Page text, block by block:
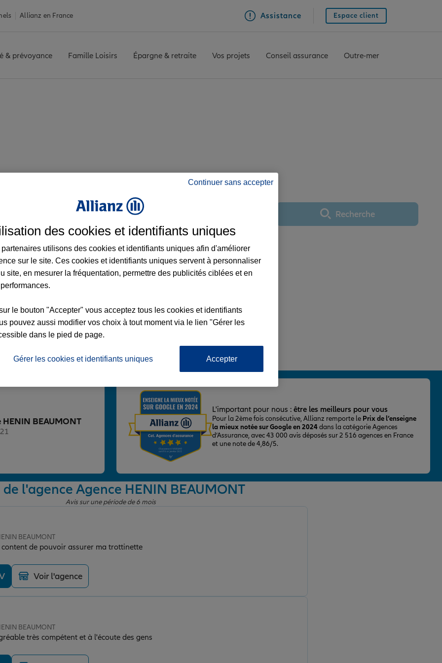
Allianz en France Assistance Espace client
& prévoyance Famille Loisirs Épargne & retraite Vos projets Conseil assurance Outre-mer
Utiliser ma positionRecherche
Voir l'agence
BEAUMONT
L'important pour nous : être les meilleurs pour vous
Pour la 2ème fois consécutive, Allianz remporte le Prix de l’enseigne
la mieux notée sur Google en 2024dans la catégorie Agences
d’Assurance, avec 43 000 avis déposés sur 2 516 agences en France
et une note de 4,86/5.
de l'agence Agence HENIN BEAUMONT
Avis sur une période de 6 mois
BEAUMONT
content de pouvoir assurer ma trottinette
Voir l'agence
BEAUMONT
très compétent et à l'écoute des gens
Continuer sans accepter
des cookies et identifiants uniques
utilisons des cookies et identifiants uniques afin d'améliorer
sur le site. Ces cookies et identifiants uniques servent à personnaliser
site, en mesurer la fréquentation, permettre des publicités ciblées et en
le bouton "Accepter" vous acceptez tous les cookies et identifiants
pouvez aussi modifier vos choix à tout moment via le lien "Gérer les
dans le pied de page.
Gérer les cookies et identifiants uniques Accepter